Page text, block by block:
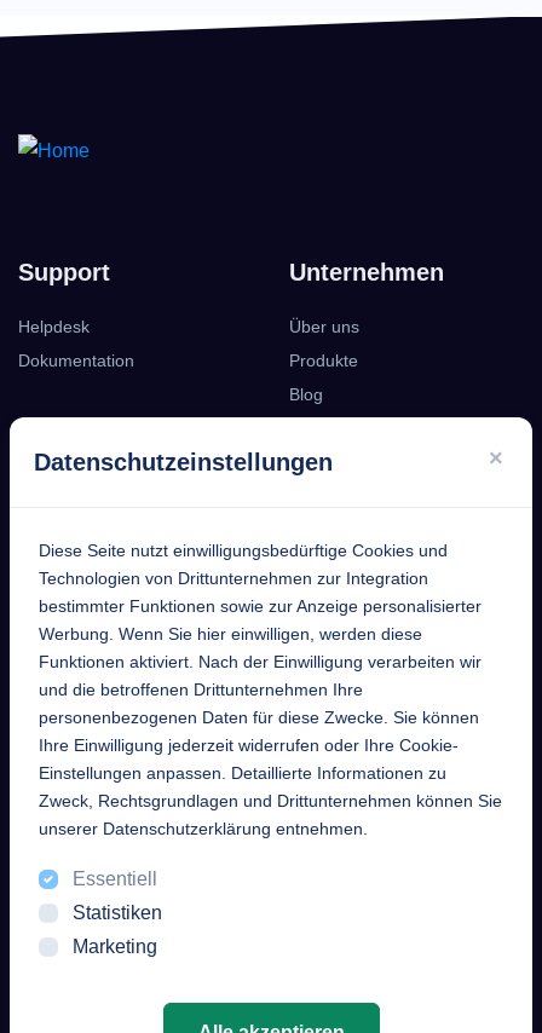
Datenschutzeinstellungen ×
Diese Seite nutzt einwilligungsbedürftige Cookies und
Technologien von Drittunternehmen zur Integration
bestimmter Funktionen sowie zur Anzeige personalisierter
Werbung. Wenn Sie hier einwilligen, werden diese
Funktionen aktiviert. Nach der Einwilligung verarbeiten wir
und die betroffenen Drittunternehmen Ihre
personenbezogenen Daten für diese Zwecke. Sie können
Ihre Einwilligung jederzeit widerrufen oder Ihre Cookie-
Einstellungen anpassen. Detaillierte Informationen zu
Zweck, Rechtsgrundlagen und Drittunternehmen können Sie
unserer Datenschutzerklärung entnehmen.
Essentiell
Statistiken
Marketing
Support
Helpdesk
Dokumentation
Unternehmen
Über uns
Produkte
Blog
Kontakt
EntekSystems
GmbH
Großmannstraße 17
63808 Haibach
Telefon
+49 6021 632352
Mail
info [at] enteksystems [dot]
de